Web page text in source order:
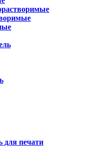
для печати